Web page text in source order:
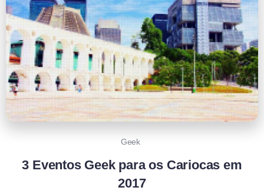
Geek
3 Eventos Geek para os Cariocas em
2017